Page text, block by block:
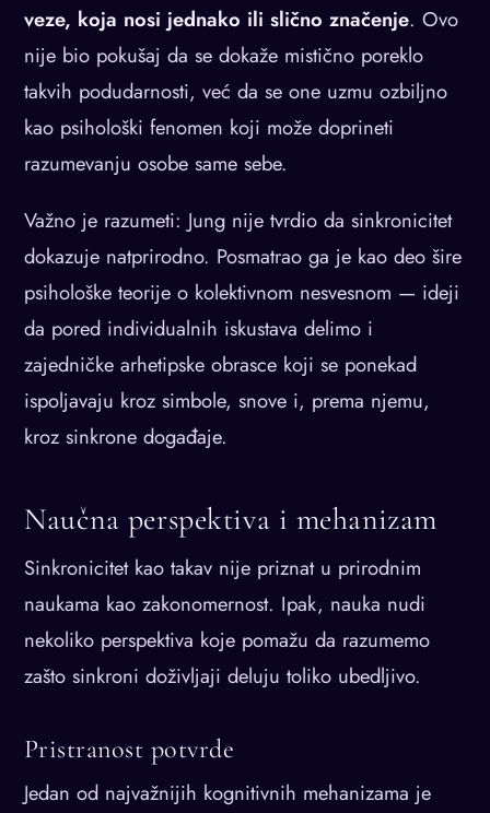
veze, koja nosi jednako ili slično značenje. Ovo
nije bio pokušaj da se dokaže mistično poreklo
takvih podudarnosti, već da se one uzmu ozbiljno
kao psihološki fenomen koji može doprineti
razumevanju osobe same sebe.
Važno je razumeti: Jung nije tvrdio da sinkronicitet
dokazuje natprirodno. Posmatrao ga je kao deo šire
psihološke teorije o kolektivnom nesvesnom — ideji
da pored individualnih iskustava delimo i
zajedničke arhetipske obrasce koji se ponekad
ispoljavaju kroz simbole, snove i, prema njemu,
kroz sinkrone događaje.
Naučna perspektiva i mehanizam
Sinkronicitet kao takav nije priznat u prirodnim
naukama kao zakonomernost. Ipak, nauka nudi
nekoliko perspektiva koje pomažu da razumemo
zašto sinkroni doživljaji deluju toliko ubedljivo.
Pristranost potvrde
Jedan od najvažnijih kognitivnih mehanizama je